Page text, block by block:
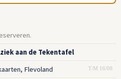
aan de Tekentafel
T/M 16/08
Flevoland